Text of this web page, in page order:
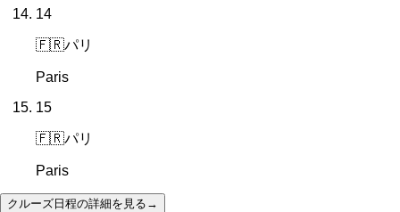
14
🇫🇷パリ
Paris
15
🇫🇷パリ
Paris
クルーズ日程の詳細を見る →